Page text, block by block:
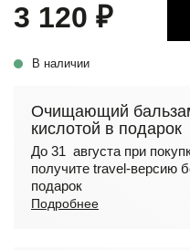
3 120 ₽
В наличии
Очищающий
кислотой в подарок
До 31 августа при
получите travel-версию
подарок
Подробнее